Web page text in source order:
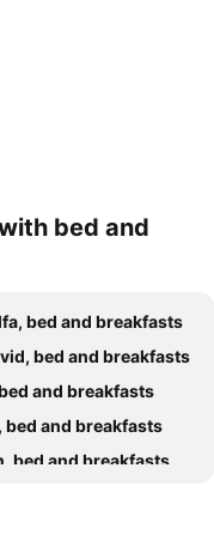
bed and
bed and breakfasts
bed and breakfasts
and breakfasts
bed and breakfasts
bed and breakfasts
bed and breakfasts